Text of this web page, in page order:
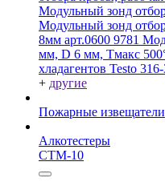
Модульный зонд
Модульный зонд
8мм арт.0600 9781
мм, D 6 мм, Tмакс
хладагентов Testo
+ другие
Пожарные извещатели
Алкотестеры
СТМ-10